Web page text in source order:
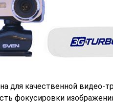
для качественной видео-
фокусировки